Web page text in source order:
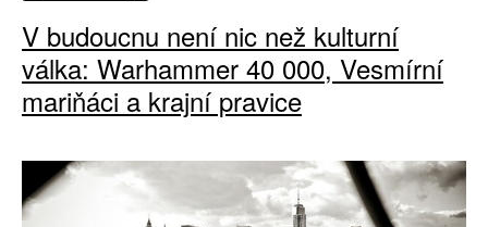
V budoucnu není nic než kulturní
válka: Warhammer 40 000, Vesmírní
mariňáci a krajní pravice